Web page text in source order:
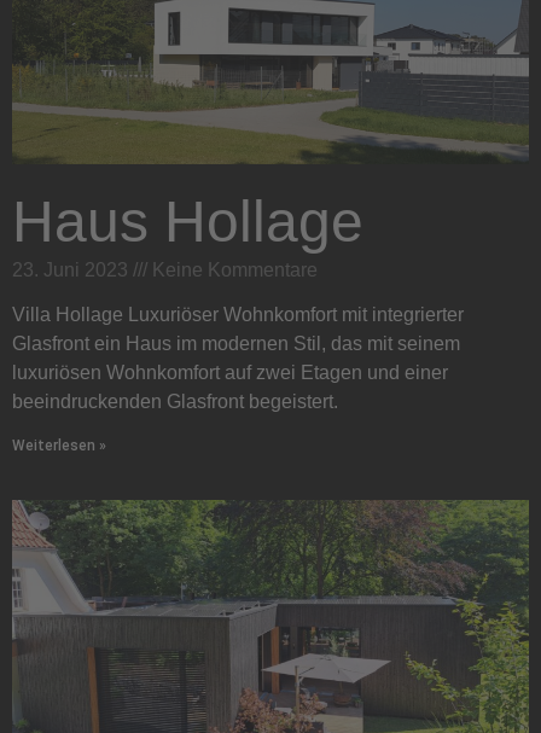
Haus Hollage
23. Juni 2023 Keine Kommentare
Villa Hollage Luxuriöser Wohnkomfort mit integrierter
Glasfront ein Haus im modernen Stil, das mit seinem
luxuriösen Wohnkomfort auf zwei Etagen und einer
beeindruckenden Glasfront begeistert.
Weiterlesen »